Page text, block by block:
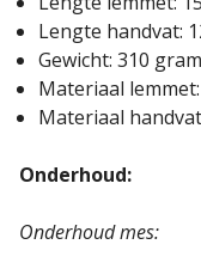
Lengte handvat:
Gewicht: 310 gram
Materiaal
Materiaal
Onderhoud:
Onderhoud mes: